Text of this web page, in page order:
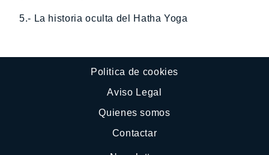
5.- La historia oculta del Hatha Yoga
Politica de cookies
Aviso Legal
Quienes somos
Contactar